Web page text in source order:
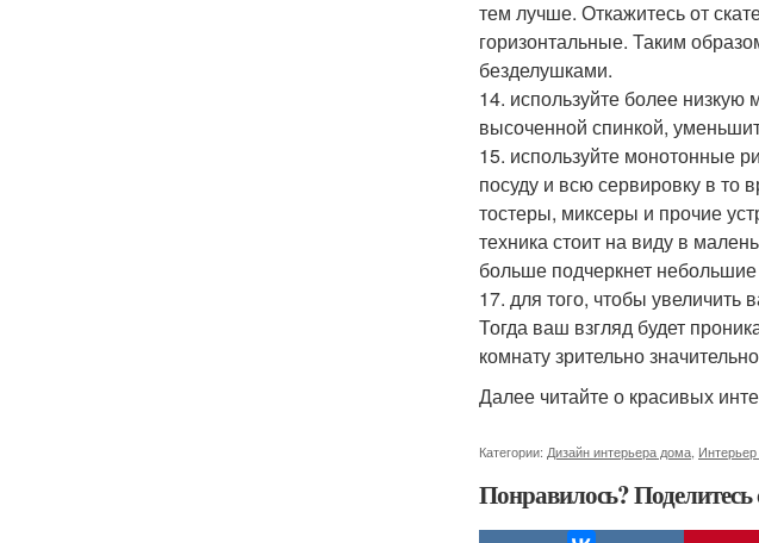
тем лучше. Откажитесь от
горизонтальные. Таким
безделушками.
14. используйте более низкую
высоченной спинкой,
15. используйте монотонные
посуду и всю сервировку в то
тостеры, миксеры и прочие
техника стоит на виду в
больше подчеркнет
17. для того, чтобы
Тогда ваш взгляд будет
комнату зрительно
Далее читайте о красивых
Категории: Дизайн интерьера дома
Понравилось? Поделитесь